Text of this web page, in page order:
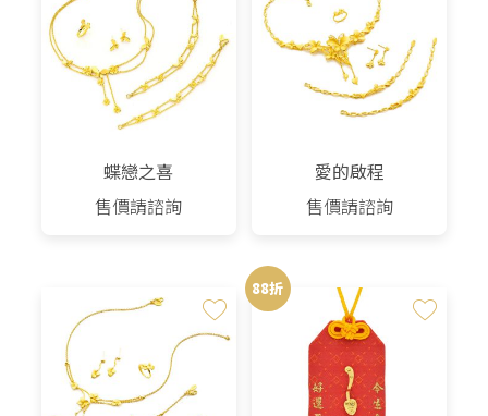
蝶戀之喜
售價請諮詢
愛的啟程
售價請諮詢
88折